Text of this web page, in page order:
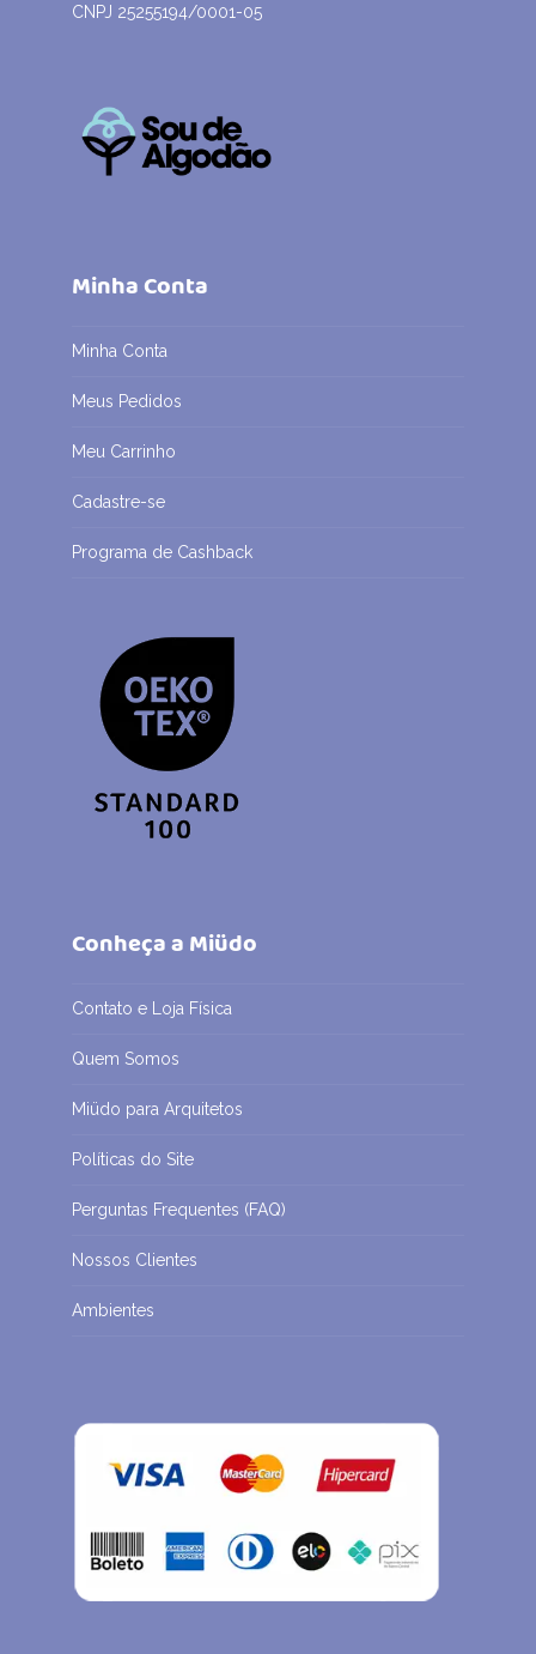
CNPJ 25255194/0001-05
Minha Conta
Minha Conta
Meus Pedidos
Meu Carrinho
Cadastre-se
Programa de Cashback
Conheça a Miüdo
Contato e Loja Física
Quem Somos
Miüdo para Arquitetos
Políticas do Site
Perguntas Frequentes (FAQ)
Nossos Clientes
Ambientes